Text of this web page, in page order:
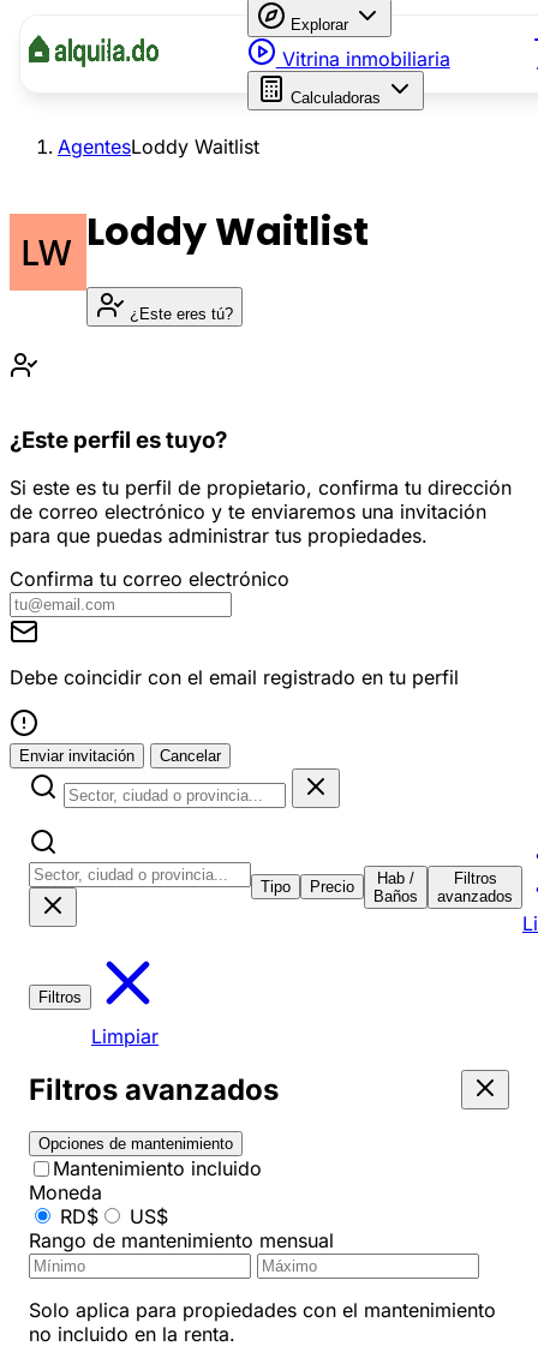
Explorar
Vitrina inmobiliaria
Calculadoras
AgentesLoddy Waitlist
Loddy Waitlist
¿Este eres tú?
¿Este perfil es tuyo?
Si este es tu perfil de propietario, confirma tu dirección
de correo electrónico y te enviaremos una invitación
para que puedas administrar tus propiedades.
Confirma tu correo electrónico
Debe coincidir con el email registrado en tu perfil
Enviar invitación Cancelar
Tipo Precio
Hab /
Baños
Filtros
avanzados
Filtros
Limpiar
Filtros avanzados
Opciones de mantenimiento
Mantenimiento incluido
Moneda
RD$
US$
Rango de mantenimiento mensual
Solo aplica para propiedades con el mantenimiento
no incluido en la renta.